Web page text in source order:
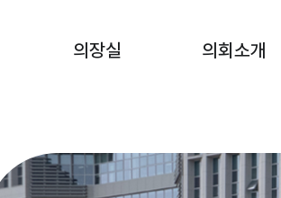
의장실 의회소개